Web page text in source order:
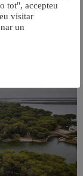
barri de Sant Antoni
tot", accepteu
visitar
un